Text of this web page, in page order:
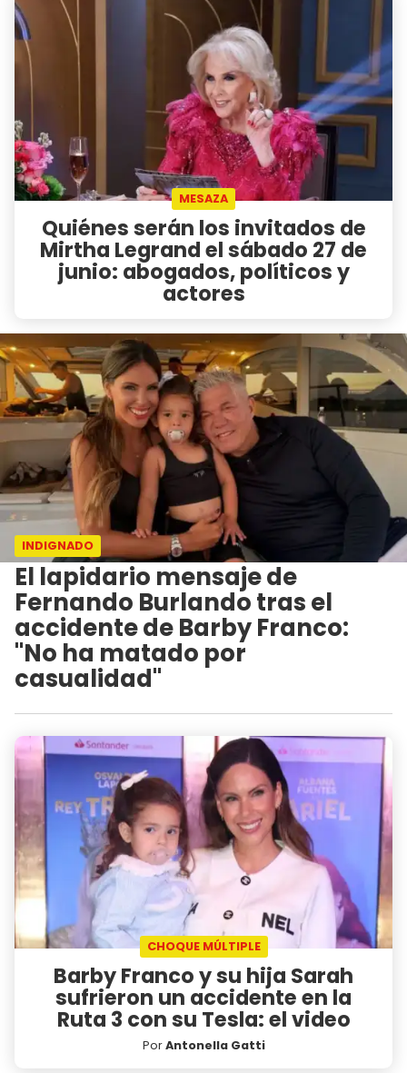
MESAZA
Quiénes serán los invitados de
Mirtha Legrand el sábado 27 de
junio: abogados, políticos y
actores
INDIGNADO
El lapidario mensaje de
Fernando Burlando tras el
accidente de Barby Franco:
"No ha matado por
casualidad"
CHOQUE MÚLTIPLE
Barby Franco y su hija Sarah
sufrieron un accidente en la
Ruta 3 con su Tesla: el video
PorAntonella Gatti